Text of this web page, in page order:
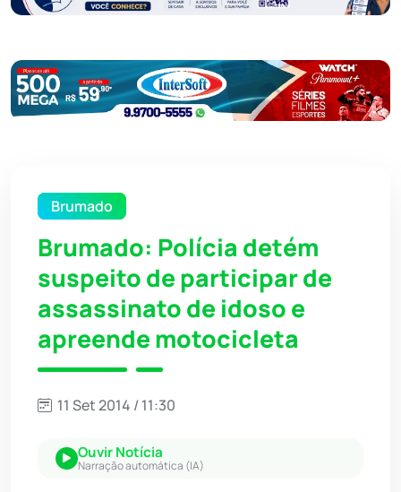
Brumado
Brumado: Polícia detém
suspeito de participar de
assassinato de idoso e
apreende motocicleta
11 Set 2014 / 11:30
Ouvir Notícia
Narração automática (IA)